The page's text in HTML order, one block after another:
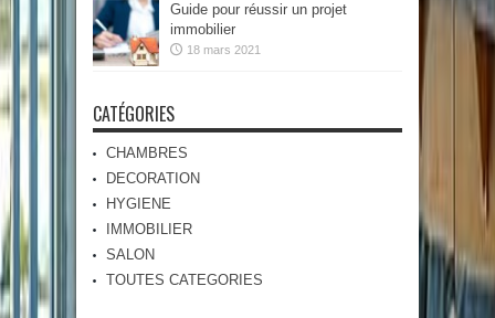
Guide pour réussir un projet
immobilier
18 mars 2021
CATÉGORIES
CHAMBRES
DECORATION
HYGIENE
IMMOBILIER
SALON
TOUTES CATEGORIES